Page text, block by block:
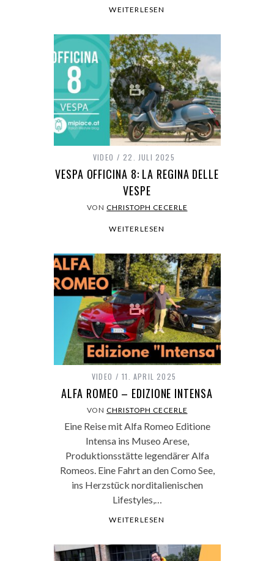
WEITERLESEN
VIDEO 22. JULI 2025
VESPA OFFICINA 8: LA REGINA DELLE
VESPE
VONCHRISTOPH CECERLE
WEITERLESEN
VIDEO 11. APRIL 2025
ALFA ROMEO – EDIZIONE INTENSA
VONCHRISTOPH CECERLE
Eine Reise mit Alfa Romeo Editione
Intensa ins Museo Arese,
Produktionsstätte legendärer Alfa
Romeos. Eine Fahrt an den Como See,
ins Herzstück norditalienischen
Lifestyles,…
WEITERLESEN